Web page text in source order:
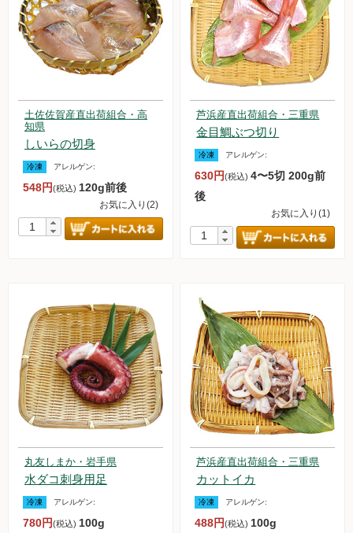
土佐佐賀産直出荷組合・高
知県
しいらの切身
冷凍 アレルゲン:
548円(税込) 120g前後
お気に入り(2)
芦浜産直出荷組合・三重県
金目鯛ぶつ切り
冷凍 アレルゲン:
630円(税込)4〜5切 200g前
後
お気に入り(1)
丸友しまか・岩手県
水ダコ刺身用足
冷凍 アレルゲン:
780円(税込) 100g
芦浜産直出荷組合・三重県
カットイカ
冷凍 アレルゲン:
488円(税込) 100g